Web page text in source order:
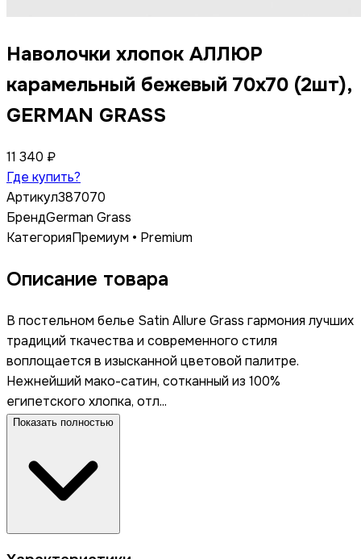
Наволочки хлопок АЛЛЮР
карамельный бежевый 70x70 (2шт),
GERMAN GRASS
11 340 ₽
Где купить?
Артикул387070
БрендGerman Grass
КатегорияПремиум • Premium
Описание товара
В постельном белье Satin Allure Grass гармония лучших
традиций ткачества и современного стиля
воплощается в изысканной цветовой палитре.
Нежнейший мако-сатин, сотканный из 100%
египетского хлопка, отл...
Показать полностью